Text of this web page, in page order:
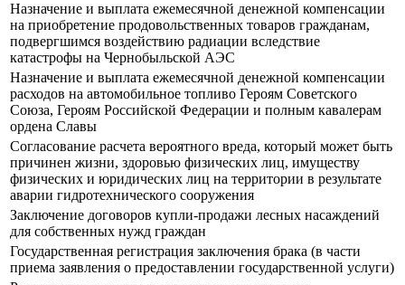
Назначение и выплата ежемесячной денежной компенсации
на приобретение продовольственных товаров гражданам,
подвергшимся воздействию радиации вследствие
катастрофы на Чернобыльской АЭС
Назначение и выплата ежемесячной денежной компенсации
расходов на автомобильное топливо Героям Советского
Союза, Героям Российской Федерации и полным кавалерам
ордена Славы
Согласование расчета вероятного вреда, который может быть
причинен жизни, здоровью физических лиц, имуществу
физических и юридических лиц на территории в результате
аварии гидротехнического сооружения
Заключение договоров купли-продажи лесных насаждений
для собственных нужд граждан
Государственная регистрация заключения брака (в части
приема заявления о предоставлении государственной услуги)